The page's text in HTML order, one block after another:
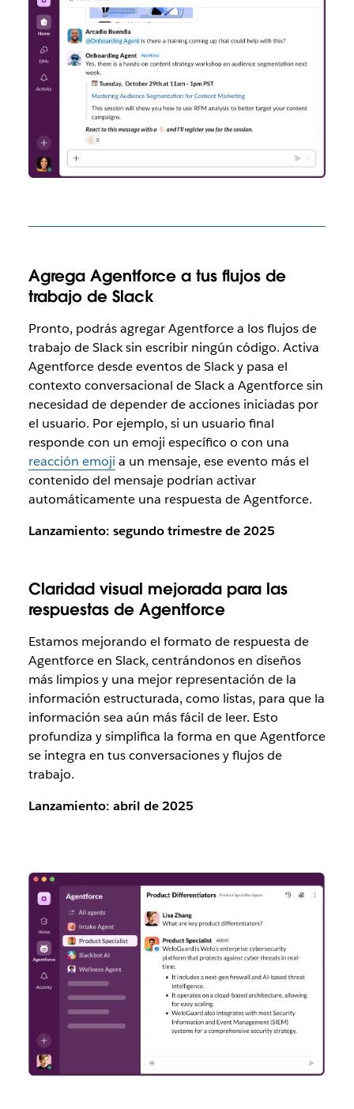
Agrega Agentforce a tus flujos de
trabajo de Slack
Pronto, podrás agregar Agentforce a los flujos de
trabajo de Slack sin escribir ningún código. Activa
Agentforce desde eventos de Slack y pasa el
contexto conversacional de Slack a Agentforce sin
necesidad de depender de acciones iniciadas por
el usuario. Por ejemplo, si un usuario final
responde con un emoji específico o con una
reacción emoji a un mensaje, ese evento más el
contenido del mensaje podrían activar
automáticamente una respuesta de Agentforce.
Lanzamiento: segundo trimestre de 2025
Claridad visual mejorada para las
respuestas de Agentforce
Estamos mejorando el formato de respuesta de
Agentforce en Slack, centrándonos en diseños
más limpios y una mejor representación de la
información estructurada, como listas, para que la
información sea aún más fácil de leer. Esto
profundiza y simplifica la forma en que Agentforce
se integra en tus conversaciones y flujos de
trabajo.
Lanzamiento: abril de 2025